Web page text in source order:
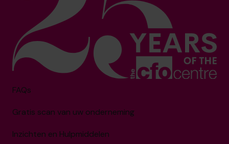
FAQs
Gratis scan van uw onderneming
Inzichten en Hulpmiddelen